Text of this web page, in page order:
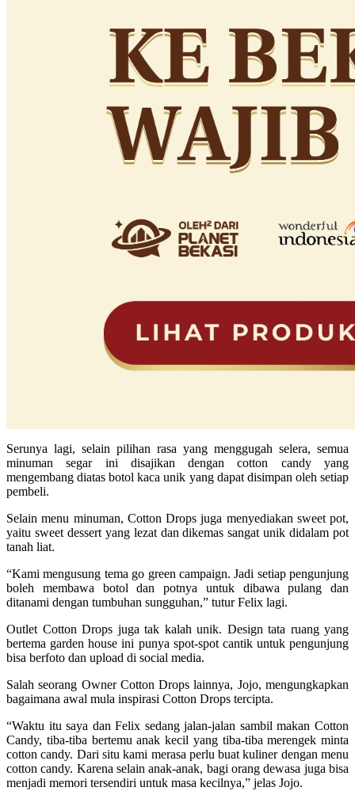
Serunya lagi, selain pilihan rasa yang menggugah selera, semua
minuman segar ini disajikan dengan cotton candy yang
mengembang diatas botol kaca unik yang dapat disimpan oleh setiap
pembeli.
Selain menu minuman, Cotton Drops juga menyediakan sweet pot,
yaitu sweet dessert yang lezat dan dikemas sangat unik didalam pot
tanah liat.
“Kami mengusung tema go green campaign. Jadi setiap pengunjung
boleh membawa botol dan potnya untuk dibawa pulang dan
ditanami dengan tumbuhan sungguhan,” tutur Felix lagi.
Outlet Cotton Drops juga tak kalah unik. Design tata ruang yang
bertema garden house ini punya spot-spot cantik untuk pengunjung
bisa berfoto dan upload di social media.
Salah seorang Owner Cotton Drops lainnya, Jojo, mengungkapkan
bagaimana awal mula inspirasi Cotton Drops tercipta.
“Waktu itu saya dan Felix sedang jalan-jalan sambil makan Cotton
Candy, tiba-tiba bertemu anak kecil yang tiba-tiba merengek minta
cotton candy. Dari situ kami merasa perlu buat kuliner dengan menu
cotton candy. Karena selain anak-anak, bagi orang dewasa juga bisa
menjadi memori tersendiri untuk masa kecilnya,” jelas Jojo.